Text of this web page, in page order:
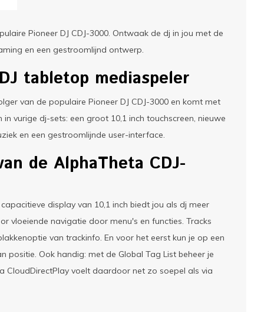
Pioneer DJ CDJ-3000. Ontwaak de dj in jou met de
en een gestroomlijnd ontwerp.
tabletop mediaspeler
van de populaire Pioneer DJ CDJ-3000 en komt met
vurige dj-sets: een groot 10,1 inch touchscreen, nieuwe
en een gestroomlijnde user-interface.
de AlphaTheta CDJ-
display van 10,1 inch biedt jou als dj meer
vloeiende navigatie door menu's en functies. Tracks
van trackinfo. En voor het eerst kun je op een
positie. Ook handig: met de Global Tag List beheer je
CloudDirectPlay voelt daardoor net zo soepel als via